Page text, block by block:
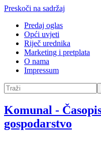
Preskoči na sadržaj
Predaj oglas
Opći uvjeti
Riječ urednika
Marketing i pretplata
O nama
Impressum
Komunal -
gospodarstvo